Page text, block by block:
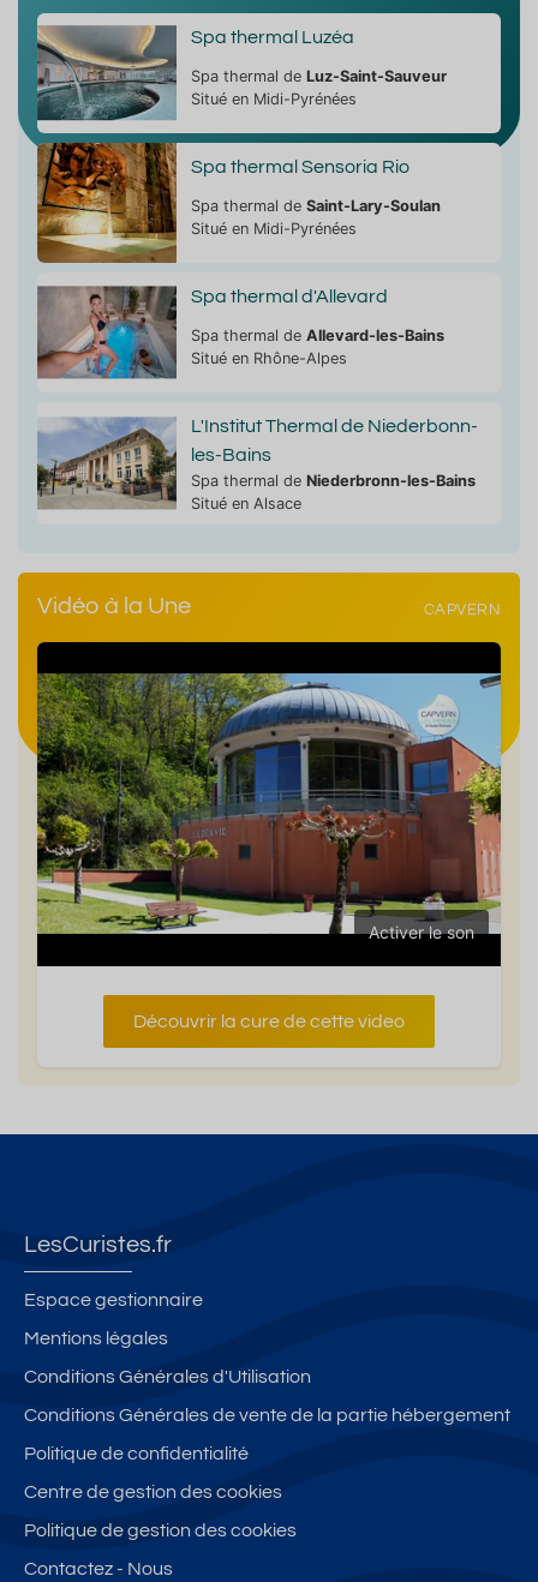
Spa thermal Luzéa
Spa thermal de Luz-Saint-Sauveur
Situé en Midi-Pyrénées
Spa thermal Sensoria Rio
Spa thermal de Saint-Lary-Soulan
Situé en Midi-Pyrénées
Spa thermal d'Allevard
Spa thermal de Allevard-les-Bains
Situé en Rhône-Alpes
L'Institut Thermal de Niederbonn-
les-Bains
Spa thermal de Niederbronn-les-Bains
Situé en Alsace
Vidéo à la Une CAPVERN
Activer le son
Découvrir la cure de cette video
LesCuristes.fr
Espace gestionnaire
Mentions légales
Conditions Générales d'Utilisation
Conditions Générales de vente de la partie hébergement
Politique de confidentialité
Centre de gestion des cookies
Politique de gestion des cookies
Contactez - Nous